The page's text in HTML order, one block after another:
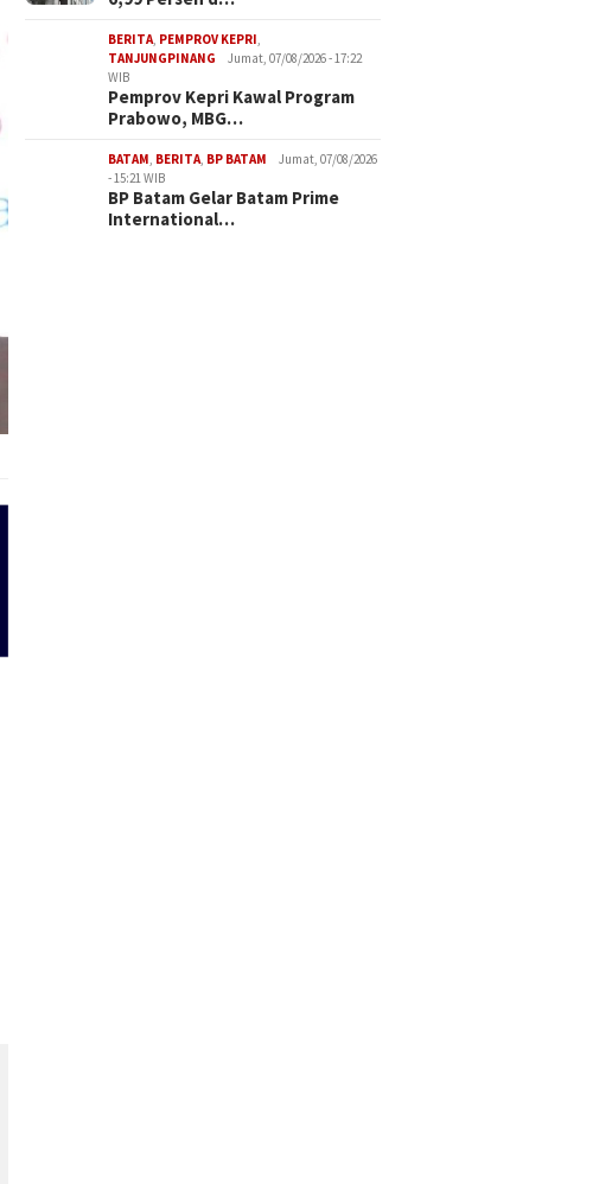
BERITA, PEMPROV KEPRI,
TANJUNGPINANG
Jumat, 07/08/2026 - 17:22
WIB
Pemprov Kepri Kawal Program
Prabowo, MBG…
BATAM, BERITA, BP BATAM
Jumat, 07/08/2026
- 15:21 WIB
BP Batam Gelar Batam Prime
International…